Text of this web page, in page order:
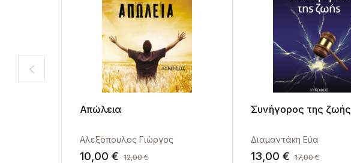
Απώλεια
Αλεξόπουλος Γιώργος
10,00 € 12,00€
Συνήγορος της ζωής
Διαμαντάκη Εύα
13,00 € 17,00€